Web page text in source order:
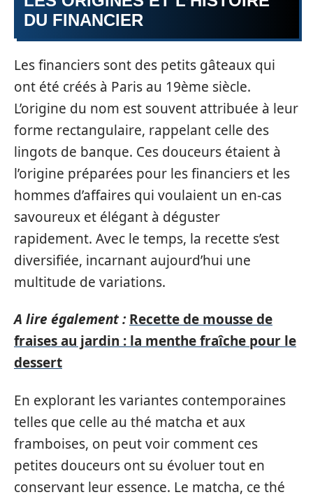
DU FINANCIER
Les financiers sont des petits gâteaux qui
ont été créés à Paris au 19ème siècle.
L’origine du nom est souvent attribuée à leur
forme rectangulaire, rappelant celle des
lingots de banque. Ces douceurs étaient à
l’origine préparées pour les financiers et les
hommes d’affaires qui voulaient un en-cas
savoureux et élégant à déguster
rapidement. Avec le temps, la recette s’est
diversifiée, incarnant aujourd’hui une
multitude de variations.
A lire également : Recette de mousse de
fraises au jardin : la menthe fraîche pour le
dessert
En explorant les variantes contemporaines
telles que celle au thé matcha et aux
framboises, on peut voir comment ces
petites douceurs ont su évoluer tout en
conservant leur essence. Le matcha, ce thé